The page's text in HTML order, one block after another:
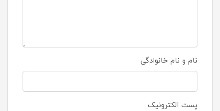
نام و نام خانوادگی
پست الکترونیک